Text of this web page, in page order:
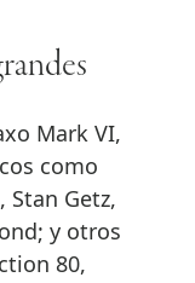
Mark VI,
como
Stan Getz,
y otros
80,